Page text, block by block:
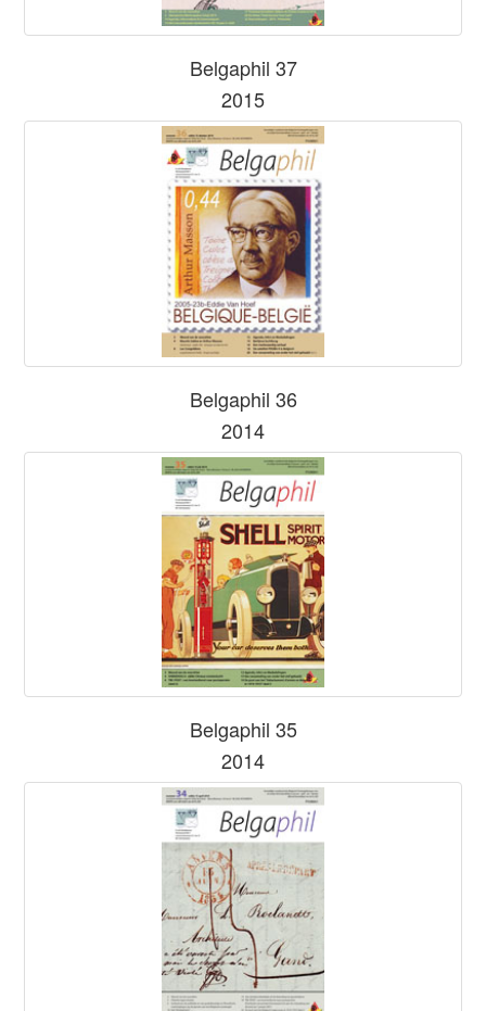
Belgaphil 37
2015
Belgaphil 36
2014
Belgaphil 35
2014